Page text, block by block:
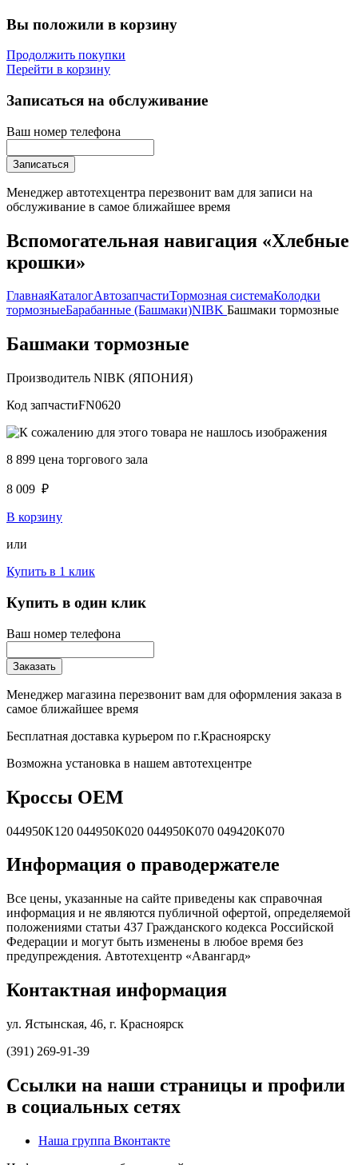
Вы положили в корзину
Продолжить покупки
Перейти в корзину
Записаться на обслуживание
Ваш номер телефона
Записаться
Менеджер автотехцентра перезвонит вам для записи на
обслуживание в самое ближайшее время
Вспомогательная навигация «Хлебные
крошки»
ГлавнаяКаталогАвтозапчастиТормозная системаКолодки
тормозныеБарабанные (Башмаки)NIBK Башмаки тормозные
Башмаки тормозные
Производитель NIBK (ЯПОНИЯ)
Код запчастиFN0620
8 899 цена торгового зала
8 009 ₽
В корзину
или
Купить в 1 клик
Купить в один клик
Ваш номер телефона
Заказать
Менеджер магазина перезвонит вам для оформления заказа в
самое ближайшее время
Бесплатная доставка курьером по г.Красноярску
Возможна установка в нашем автотехцентре
Кроссы OEM
044950K120 044950K020 044950K070 049420K070
Информация о праводержателе
Все цены, указанные на сайте приведены как справочная
информация и не являются публичной офертой, определяемой
положениями статьи 437 Гражданского кодекса Российской
Федерации и могут быть изменены в любое время без
предупреждения. Автотехцентр «Авангард»
Контактная информация
ул. Ястынская, 46, г. Красноярск
(391) 269-91-39
Ссылки на наши страницы и профили
в социальных сетях
Наша группа Вконтакте